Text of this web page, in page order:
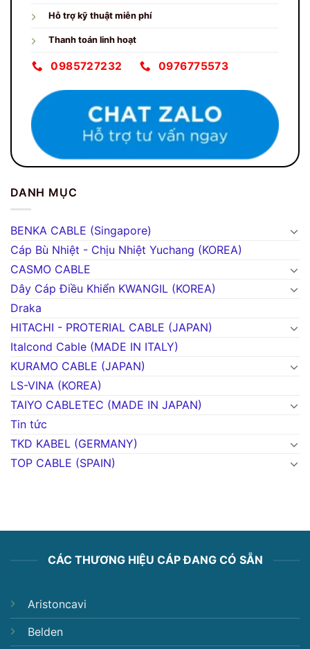
Hỗ trợ kỹ thuật miễn phí
Thanh toán linh hoạt
0985727232 0976775573
DANH MỤC
BENKA CABLE (Singapore)
Cáp Bù Nhiệt - Chịu Nhiệt Yuchang (KOREA)
CASMO CABLE
Dây Cáp Điều Khiển KWANGIL (KOREA)
Draka
HITACHI - PROTERIAL CABLE (JAPAN)
Italcond Cable (MADE IN ITALY)
KURAMO CABLE (JAPAN)
LS-VINA (KOREA)
TAIYO CABLETEC (MADE IN JAPAN)
Tin tức
TKD KABEL (GERMANY)
TOP CABLE (SPAIN)
CÁC THƯƠNG HIỆU CÁP ĐANG CÓ SẴN
Aristoncavi
Belden